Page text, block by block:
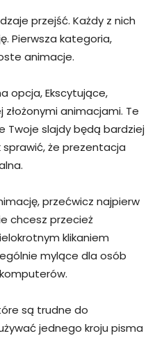
przejść. Każdy z nich
Pierwsza kategoria,
animacje.
opcja, Ekscytujące,
animacjami. Te
Twoje slajdy będą bardziej
że prezentacja
przećwicz najpierw
chcesz przecież
klikaniem
mylące dla osób
są trudne do
jednego kroju pisma